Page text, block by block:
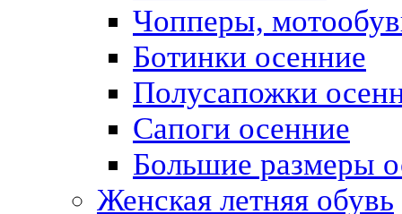
Чопперы,
Ботинки осенние
Полусапожки
Сапоги осенние
Большие размеры
Женская летняя обувь